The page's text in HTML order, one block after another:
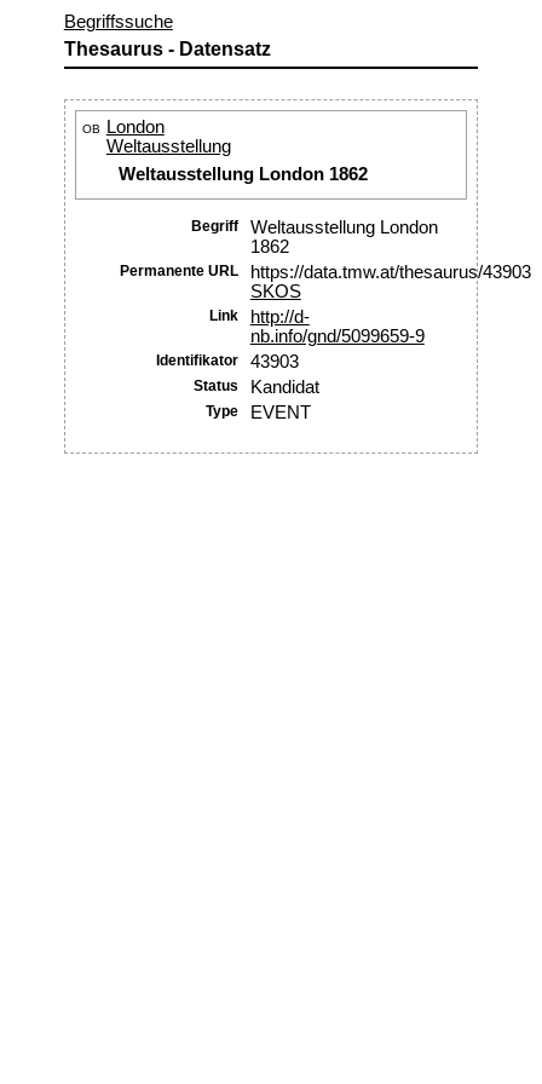
Begriffssuche
Thesaurus - Datensatz
OB
London
Weltausstellung
Weltausstellung London 1862
Begriff
Weltausstellung London
1862
Permanente URL
https://data.tmw.at/thesaurus/43903
SKOS
Link
http://d-
nb.info/gnd/5099659-9
Identifikator 43903
Status Kandidat
Type EVENT